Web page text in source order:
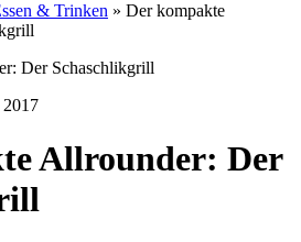
& Trinken » Der kompakte
Allrounder: Der